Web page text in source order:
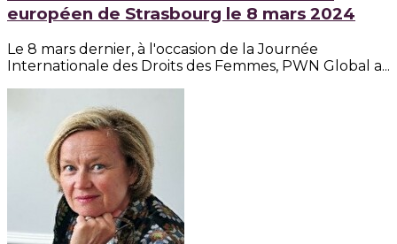
européen de Strasbourg le 8 mars 2024
Le 8 mars dernier, à l'occasion de la Journée
Internationale des Droits des Femmes, PWN Global a...